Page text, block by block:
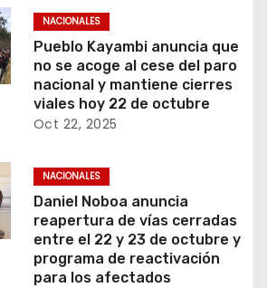
NACIONALES
Pueblo Kayambi anuncia que
no se acoge al cese del paro
nacional y mantiene cierres
viales hoy 22 de octubre
Oct 22, 2025
NACIONALES
Daniel Noboa anuncia
reapertura de vías cerradas
entre el 22 y 23 de octubre y
programa de reactivación
para los afectados